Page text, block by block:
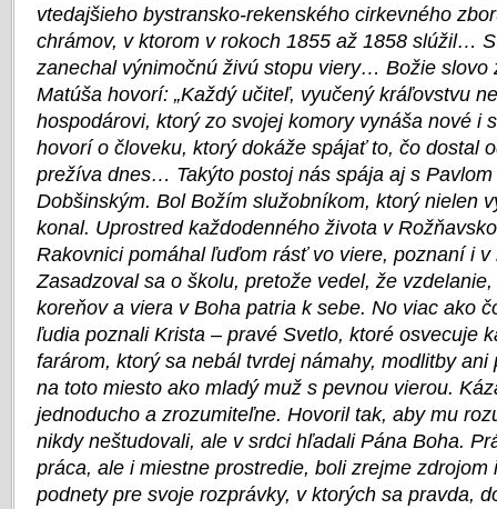
vtedajšieho bystransko-rekenského cirkevného
chrámov, v ktorom v rokoch 1855 až 1858 slúžil…
zanechal výnimočnú živú stopu viery… Božie slovo
Matúša hovorí: „Každý učiteľ, vyučený kráľovstvu
hospodárovi, ktorý zo svojej komory vynáša nové i
hovorí o človeku, ktorý dokáže spájať to, čo dostal
prežíva dnes… Takýto postoj nás spája aj s
Dobšinským. Bol Božím služobníkom, ktorý nielen
konal. Uprostred každodenného života v
Rakovnici pomáhal ľuďom rásť vo viere, poznaní i
Zasadzoval sa o školu, pretože vedel, že
koreňov a viera v Boha patria k sebe. No viac ako
ľudia poznali Krista – pravé Svetlo, ktoré osvecuje
farárom, ktorý sa nebál tvrdej námahy, modlitby
na toto miesto ako mladý muž s pevnou vierou.
jednoducho a zrozumiteľne. Hovoril tak, aby mu
nikdy neštudovali, ale v srdci hľadali Pána Boha.
práca, ale i miestne prostredie, boli zrejme
podnety pre svoje rozprávky, v ktorých sa pravda,